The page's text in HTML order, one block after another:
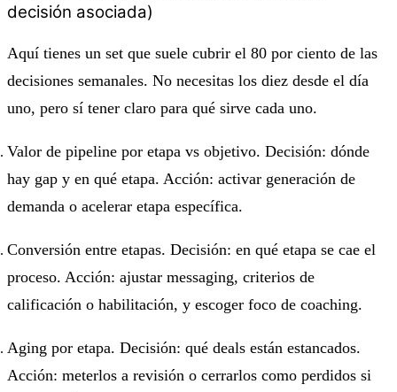
decisión asociada)
Aquí tienes un set que suele cubrir el 80 por ciento de las
decisiones semanales. No necesitas los diez desde el día
uno, pero sí tener claro para qué sirve cada uno.
Valor de pipeline por etapa vs objetivo. Decisión: dónde
hay gap y en qué etapa. Acción: activar generación de
demanda o acelerar etapa específica.
Conversión entre etapas. Decisión: en qué etapa se cae el
proceso. Acción: ajustar messaging, criterios de
calificación o habilitación, y escoger foco de coaching.
Aging por etapa. Decisión: qué deals están estancados.
Acción: meterlos a revisión o cerrarlos como perdidos si